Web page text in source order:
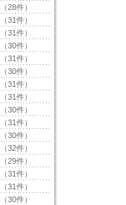
（28件）
（31件）
（31件）
（30件）
（31件）
（30件）
（31件）
（31件）
（30件）
（31件）
（30件）
（32件）
（29件）
（31件）
（31件）
（30件）